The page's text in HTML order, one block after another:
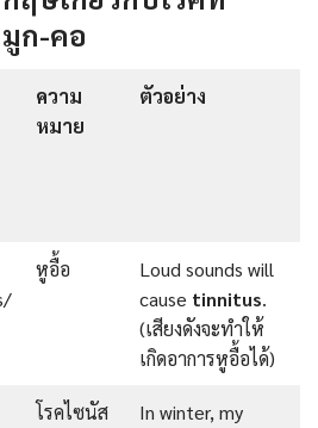
ก-คอ
ความ
หมาย
ตัวอย่าง
หูอื้อ
Loud sounds will
cause tinnitus.
(เสียงดังจะทำให้
เกิดอาการหูอื้อได้)
โรคไซนัส
In winter, my